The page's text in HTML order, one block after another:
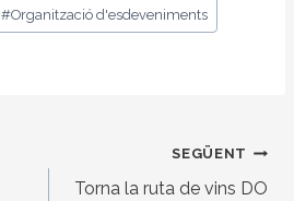
#Organització d'esdeveniments
SEGÜENT
Torna la ruta de vins DO